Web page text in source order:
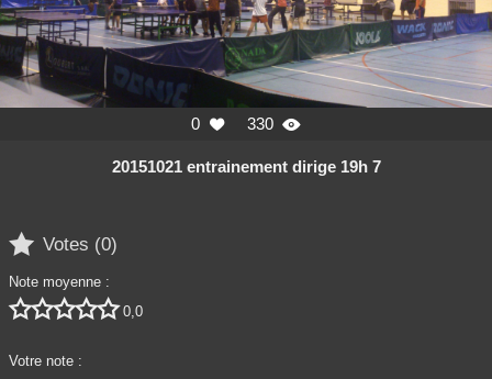
0  330 
20151021 entrainement dirige 19h 7
 Votes (0)
Note moyenne :
 0,0
Votre note :